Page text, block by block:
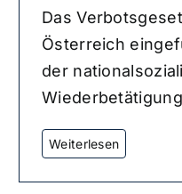
Das
Österreich
der